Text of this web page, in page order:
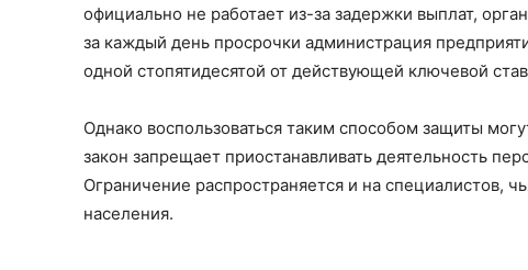
официально не работает из-за задержки выплат,
за каждый день просрочки администрация
одной стопятидесятой от действующей ключевой
Однако воспользоваться таким способом защиты
закон запрещает приостанавливать деятельность
Ограничение распространяется и на специалистов,
населения.